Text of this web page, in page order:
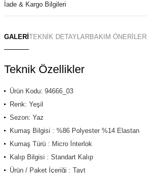
GALERİ TEKNİK DETAYLARBAKIM ÖNERİLERİ
Teknik Özellikler
Ürün Kodu: 94666_03
Renk: Yeşil
Sezon: Yaz
Kumaş Bilgisi : %86 Polyester %14 Elastan
Kumaş Türü : Micro İnterlok
Kalıp Bilgisi : Standart Kalıp
Ürün / Paket İçeriği : Tayt
İade & Kargo Bilgileri